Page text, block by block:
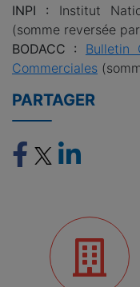
INPI : Institut
(somme reversée
BODACC : Bulletin
Commerciales
PARTAGER